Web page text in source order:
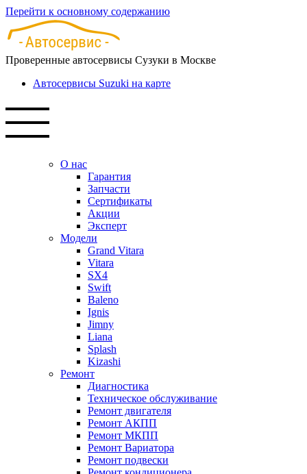
Перейти к основному содержанию
Проверенные автосервисы Сузуки в Москве
Автосервисы Suzuki на карте
О нас
Гарантия
Запчасти
Сертификаты
Акции
Эксперт
Модели
Grand Vitara
Vitara
SX4
Swift
Baleno
Ignis
Jimny
Liana
Splash
Kizashi
Ремонт
Диагностика
Техническое обслуживание
Ремонт двигателя
Ремонт АКПП
Ремонт МКПП
Ремонт Вариатора
Ремонт подвески